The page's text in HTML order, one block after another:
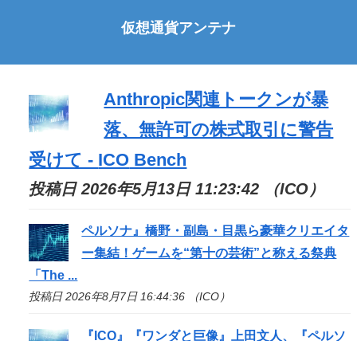
仮想通貨アンテナ
Anthropic関連トークンが暴
落、無許可の株式取引に警告
受けて - ICO Bench
投稿日 2026年5月13日 11:23:42 （ICO）
ペルソナ』橋野・副島・目黒ら豪華クリエイタ
ー集結！ゲームを“第十の芸術”と称える祭典
「The ...
投稿日 2026年8月7日 16:44:36 （ICO）
『 ICO 』『ワンダと巨像』上田文人、『ペルソ